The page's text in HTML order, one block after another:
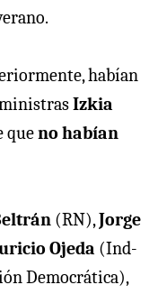
habían
Izkia
queno habían
(RN),Jorge
Ojeda (Ind-
Democrática),